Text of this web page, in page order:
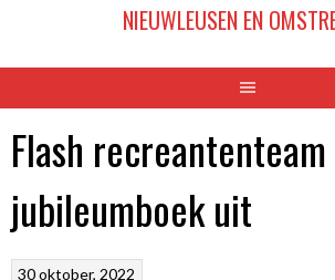
NIEUWLEUSEN EN
Flash
jubileumboek uit
30 oktober, 2022